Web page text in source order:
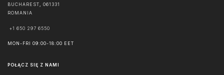
BUCHAREST, 061331
ROMANIA
+1 650 297 6550
MON-FRI 09:00-18:00 EET
POŁĄCZ SIĘ Z NAMI